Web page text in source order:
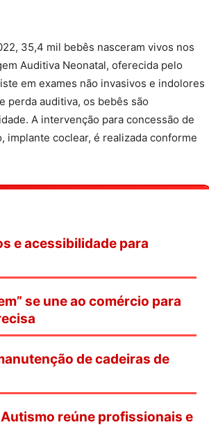
35,4 mil bebês nasceram vivos nos
Auditiva Neonatal, oferecida pelo
em exames não invasivos e indolores
perda auditiva, os bebês são
A intervenção para concessão de
implante coclear, é realizada conforme
e acessibilidade para
se une ao comércio para
de cadeiras de
reúne profissionais e